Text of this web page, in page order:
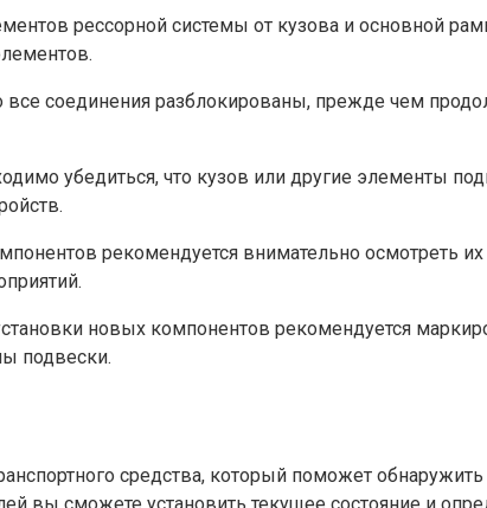
рессорной системы от кузова и основной
все соединения разблокированы, прежде чем
убедиться, что кузов или другие элементы
рекомендуется внимательно осмотреть
новых компонентов рекомендуется
подвески.
средства, который поможет